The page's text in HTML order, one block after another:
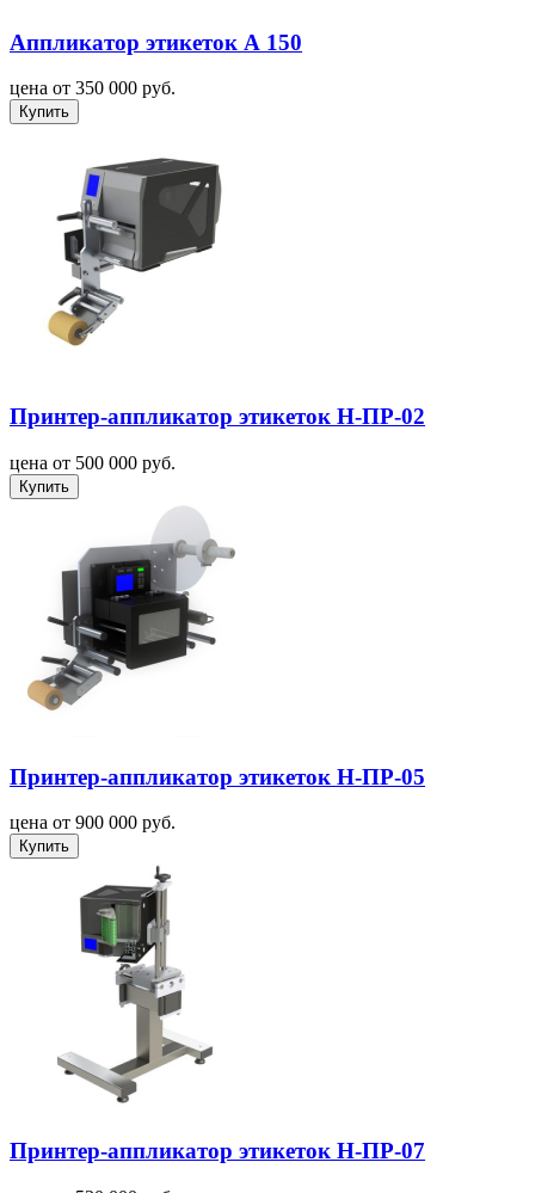
Аппликатор этикеток А 150
цена от 350 000 руб.
Купить
Принтер-аппликатор этикеток Н-ПР-02
цена от 500 000 руб.
Купить
Принтер-аппликатор этикеток Н-ПР-05
цена от 900 000 руб.
Купить
Принтер-аппликатор этикеток Н-ПР-07